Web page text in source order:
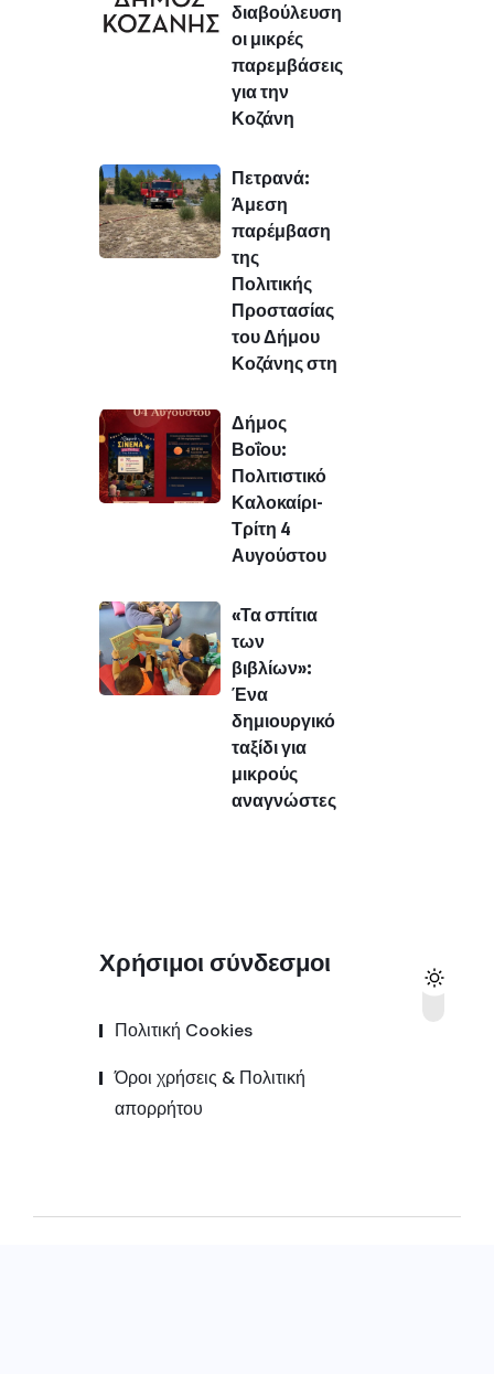
διαβούλευση
οι μικρές
παρεμβάσεις
για την
Κοζάνη
Πετρανά:
Άμεση
παρέμβαση
της
Πολιτικής
Προστασίας
του Δήμου
Κοζάνης στη
Δήμος
Βοΐου:
Πολιτιστικό
Καλοκαίρι-
Τρίτη 4
Αυγούστου
«Τα σπίτια
των
βιβλίων»:
Ένα
δημιουργικό
ταξίδι για
μικρούς
αναγνώστες
Χρήσιμοι σύνδεσμοι
Πολιτική Cookies
Όροι χρήσεις & Πολιτική
απορρήτου